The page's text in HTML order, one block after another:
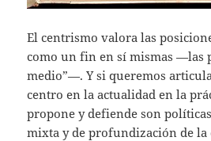
El centrismo valora las
como un fin en sí mismas —las
medio”—. Y si queremos
centro en la actualidad en la
propone y defiende son
mixta y de profundización de la